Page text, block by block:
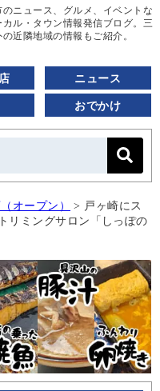
ニュース、グルメ、イベントな
ル・タウン情報発信ブログ。三
近隣地域の情報もご紹介。
ニュース
おでかけ
オープン） > 戸ヶ崎にス
リミングサロン「しっぽの